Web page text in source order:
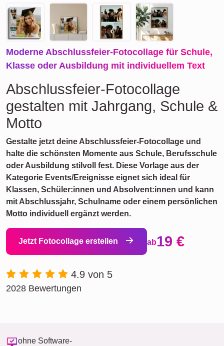
Moderne Abschlussfeier-Fotocollage für Schule,
Klasse oder Ausbildung mit individuellem Text
Abschlussfeier-Fotocollage
gestalten mit Jahrgang, Schule &
Motto
Gestalte jetzt deine Abschlussfeier-Fotocollage und
halte die schönsten Momente aus Schule, Berufsschule
oder Ausbildung stilvoll fest. Diese Vorlage aus der
Kategorie Events/Ereignisse eignet sich ideal für
Klassen, Schüler:innen und Absolvent:innen und kann
mit Abschlussjahr, Schulname oder einem persönlichen
Motto individuell ergänzt werden.
Jetzt Fotocollage erstellen ab19 €
4.9 von 5
2028 Bewertungen
ohne Software-